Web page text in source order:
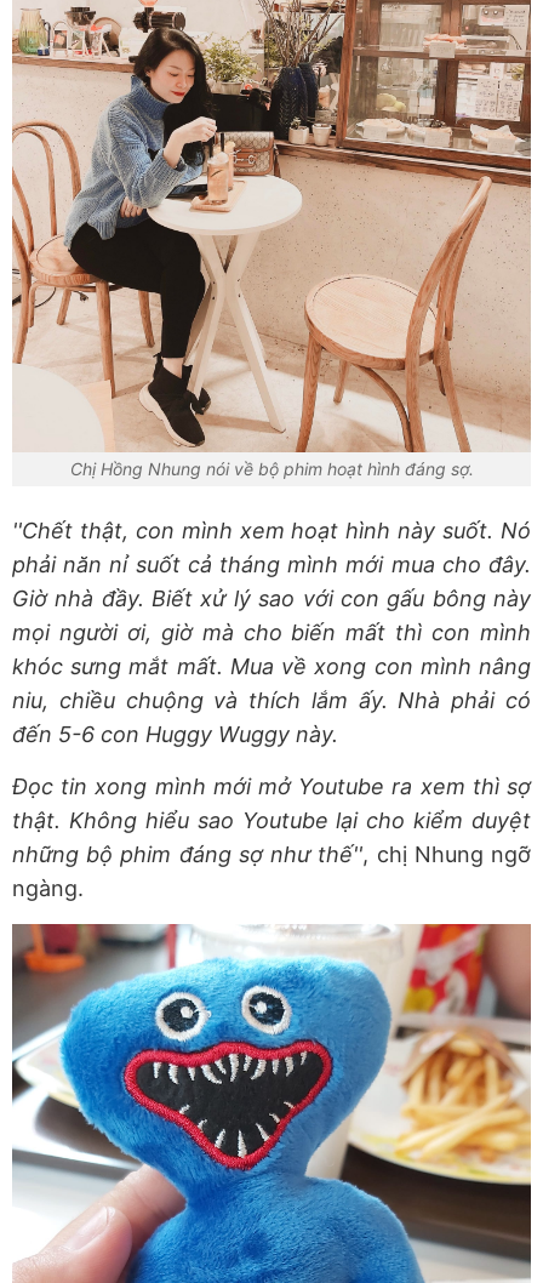
Chị Hồng Nhung nói về bộ phim hoạt hình đáng sợ.
''Chết thật, con mình xem hoạt hình này suốt. Nó
phải năn nỉ suốt cả tháng mình mới mua cho đây.
Giờ nhà đầy. Biết xử lý sao với con gấu bông này
mọi người ơi, giờ mà cho biến mất thì con mình
khóc sưng mắt mất. Mua về xong con mình nâng
niu, chiều chuộng và thích lắm ấy. Nhà phải có
đến 5-6 con Huggy Wuggy này.
Đọc tin xong mình mới mở Youtube ra xem thì sợ
thật. Không hiểu sao Youtube lại cho kiểm duyệt
những bộ phim đáng sợ như thế'', chị Nhung ngỡ
ngàng.